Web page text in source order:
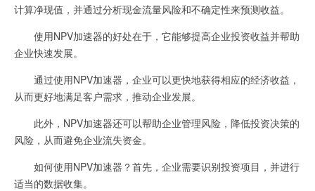
计算净现值，并通过分析现金流量风险和不确定性来预测收益。
使用NPV加速器的好处在于，它能够提高企业投资收益并帮助
企业快速发展。
通过使用NPV加速器，企业可以更快地获得相应的经济收益，
从而更好地满足客户需求，推动企业发展。
此外，NPV加速器还可以帮助企业管理风险，降低投资决策的
风险，从而避免企业流失资金。
如何使用NPV加速器？首先，企业需要识别投资项目，并进行
适当的数据收集。